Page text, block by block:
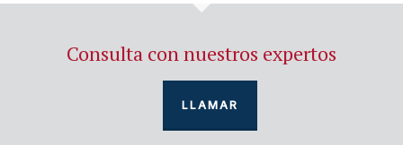
Consulta con nuestros expertos
LLAMAR